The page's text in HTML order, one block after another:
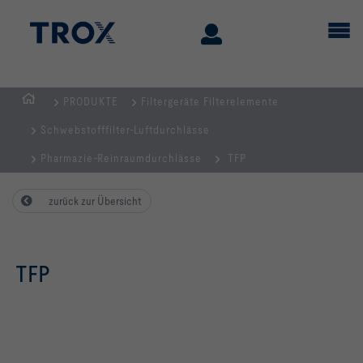
PRODUKTE Filtergeräte Filterelemente
Schwebstofffilter-Luftdurchlässe
Pharmazie-Reinraumdurchlässe TFP
zurück zur Übersicht
TFP